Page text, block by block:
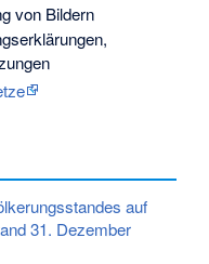
von Bildern
auf
31. Dezember